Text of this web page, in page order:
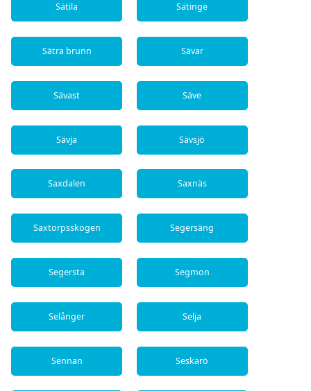
Sätila Sätinge
Sätra brunn Sävar
Sävast Säve
Sävja Sävsjö
Saxdalen Saxnäs
Saxtorpsskogen Segersäng
Segersta Segmon
Selånger Selja
Sennan Seskarö